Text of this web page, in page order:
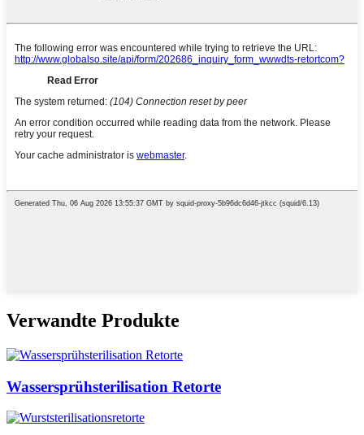
Verwandte Produkte
Wassersprühsterilisation Retorte